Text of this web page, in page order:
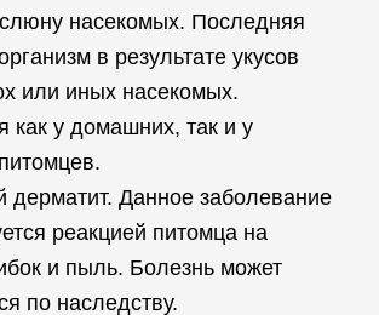
насекомых. Последняя
в результате укусов
или иных насекомых.
как у домашних, так и у
дерматит. Данное заболевание
реакцией питомца на
и пыль. Болезнь может
по наследству.